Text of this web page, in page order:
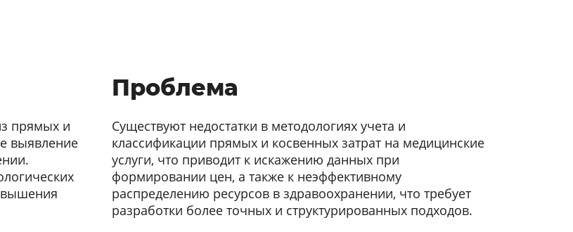
прямых и
выявление
Проблема
Существуют недостатки в методологиях учета и
классификации прямых и косвенных затрат на медицинские
услуги, что приводит к искажению данных при
формировании цен, а также к неэффективному
распределению ресурсов в здравоохранении, что требует
разработки более точных и структурированных подходов.